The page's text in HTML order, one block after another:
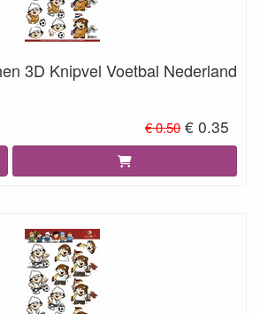
3D Knipvel Voetbal Nederland
€ 0.50 € 0.35